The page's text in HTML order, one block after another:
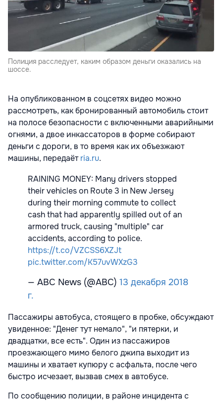
Полиция расследует, каким образом деньги оказались на
шоссе.
На опубликованном в соцсетях видео можно
рассмотреть, как бронированный автомобиль стоит
на полосе безопасности с включенными аварийными
огнями, а двое инкассаторов в форме собирают
деньги с дороги, в то время как их объезжают
машины, передаётria.ru.
RAINING MONEY: Many drivers stopped
their vehicles on Route 3 in New Jersey
during their morning commute to collect
cash that had apparently spilled out of an
armored truck, causing "multiple" car
accidents, according to police.
https://t.co/VZCSS6XZJt
pic.twitter.com/K57uvWXzG3
— ABC News (@ABC) 13 декабря 2018
г.
Пассажиры автобуса, стоящего в пробке, обсуждают
увиденное: "Денег тут немало", "и пятерки, и
двадцатки, все есть". Один из пассажиров
проезжающего мимо белого джипа выходит из
машины и хватает купюру с асфальта, после чего
быстро исчезает, вызвав смех в автобусе.
По сообщению полиции, в районе инцидента с